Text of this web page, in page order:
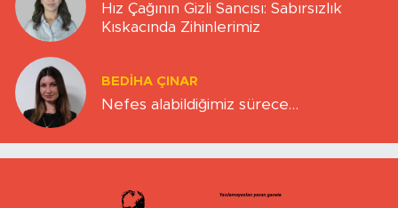
Hız Çağının Gizli Sancısı: Sabırsızlık
Kıskacında Zihinlerimiz
BEDIHA ÇINAR
Nefes alabildiğimiz sürece…